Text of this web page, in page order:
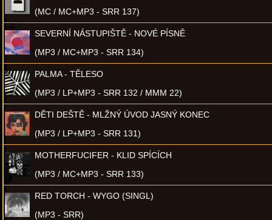
(MC / MC+MP3 - SRR 137)
SEVERNÍ NÁSTUPIŠTĚ - NOVÉ PÍSNĚ
(MP3 / MC+MP3 - SRR 134)
PALMA - TĚLESO
(MP3 / LP+MP3 - SRR 132 / MMM 22)
DĚTI DEŠTĚ - MLŽNÝ ÚVOD JASNÝ KONEC
(MP3 / LP+MP3 - SRR 131)
MOTHERFUCIFER - KLID SPÍCÍCH
(MP3 / MC+MP3 - SRR 133)
RED TORCH - WYGO (SINGL)
(MP3 - SRR)